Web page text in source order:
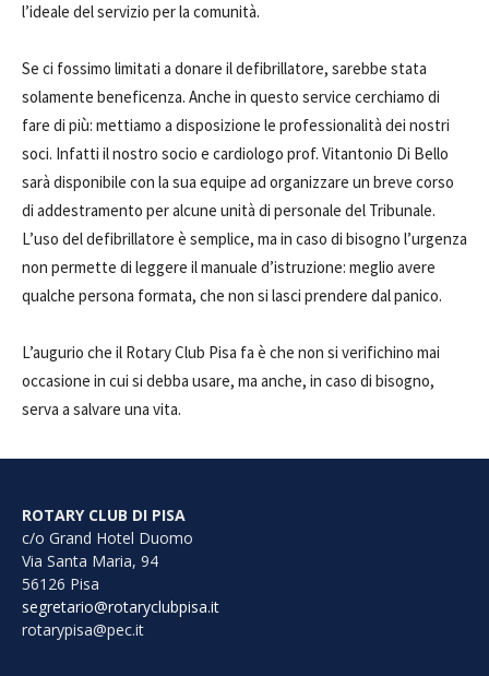
l’ideale del servizio per la comunità.
Se ci fossimo limitati a donare il defibrillatore, sarebbe stata
solamente beneficenza. Anche in questo service cerchiamo di
fare di più: mettiamo a disposizione le professionalità dei nostri
soci. Infatti il nostro socio e cardiologo prof. Vitantonio Di Bello
sarà disponibile con la sua equipe ad organizzare un breve corso
di addestramento per alcune unità di personale del Tribunale.
L’uso del defibrillatore è semplice, ma in caso di bisogno l’urgenza
non permette di leggere il manuale d’istruzione: meglio avere
qualche persona formata, che non si lasci prendere dal panico.
L’augurio che il Rotary Club Pisa fa è che non si verifichino mai
occasione in cui si debba usare, ma anche, in caso di bisogno,
serva a salvare una vita.
ROTARY CLUB DI PISA
c/o Grand Hotel Duomo
Via Santa Maria, 94
56126 Pisa
segretario@rotaryclubpisa.it
rotarypisa@pec.it